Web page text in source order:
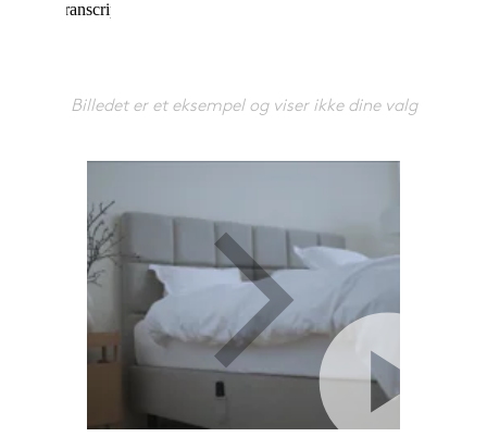
Billedet er et eksempel og viser ikke dine valg